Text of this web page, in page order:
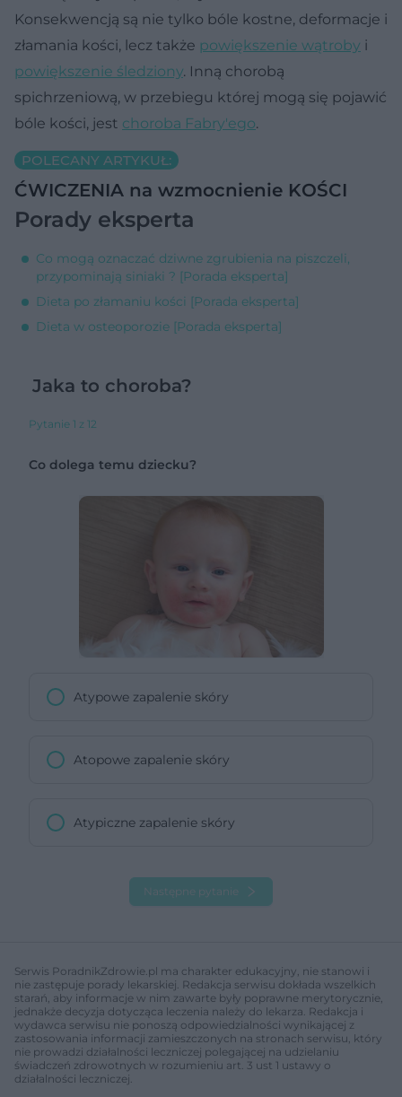
Konsekwencją są nie tylko bóle kostne, deformacje i
złamania kości, lecz także powiększenie wątroby i
powiększenie śledziony. Inną chorobą
spichrzeniową, w przebiegu której mogą się pojawić
bóle kości, jest choroba Fabry'ego.
POLECANY ARTYKUŁ:
ĆWICZENIA na wzmocnienie KOŚCI
Porady eksperta
Co mogą oznaczać dziwne zgrubienia na piszczeli,
przypominają siniaki ? [Porada eksperta]
Dieta po złamaniu kości [Porada eksperta]
Dieta w osteoporozie [Porada eksperta]
Jaka to choroba?
Pytanie 1 z 12
Co dolega temu dziecku?
Atypowe zapalenie skóry
Atopowe zapalenie skóry
Atypiczne zapalenie skóry
Następne pytanie
Serwis PoradnikZdrowie.pl ma charakter edukacyjny, nie stanowi i
nie zastępuje porady lekarskiej. Redakcja serwisu dokłada wszelkich
starań, aby informacje w nim zawarte były poprawne merytorycznie,
jednakże decyzja dotycząca leczenia należy do lekarza. Redakcja i
wydawca serwisu nie ponoszą odpowiedzialności wynikającej z
zastosowania informacji zamieszczonych na stronach serwisu, który
nie prowadzi działalności leczniczej polegającej na udzielaniu
świadczeń zdrowotnych w rozumieniu art. 3 ust 1 ustawy o
działalności leczniczej.